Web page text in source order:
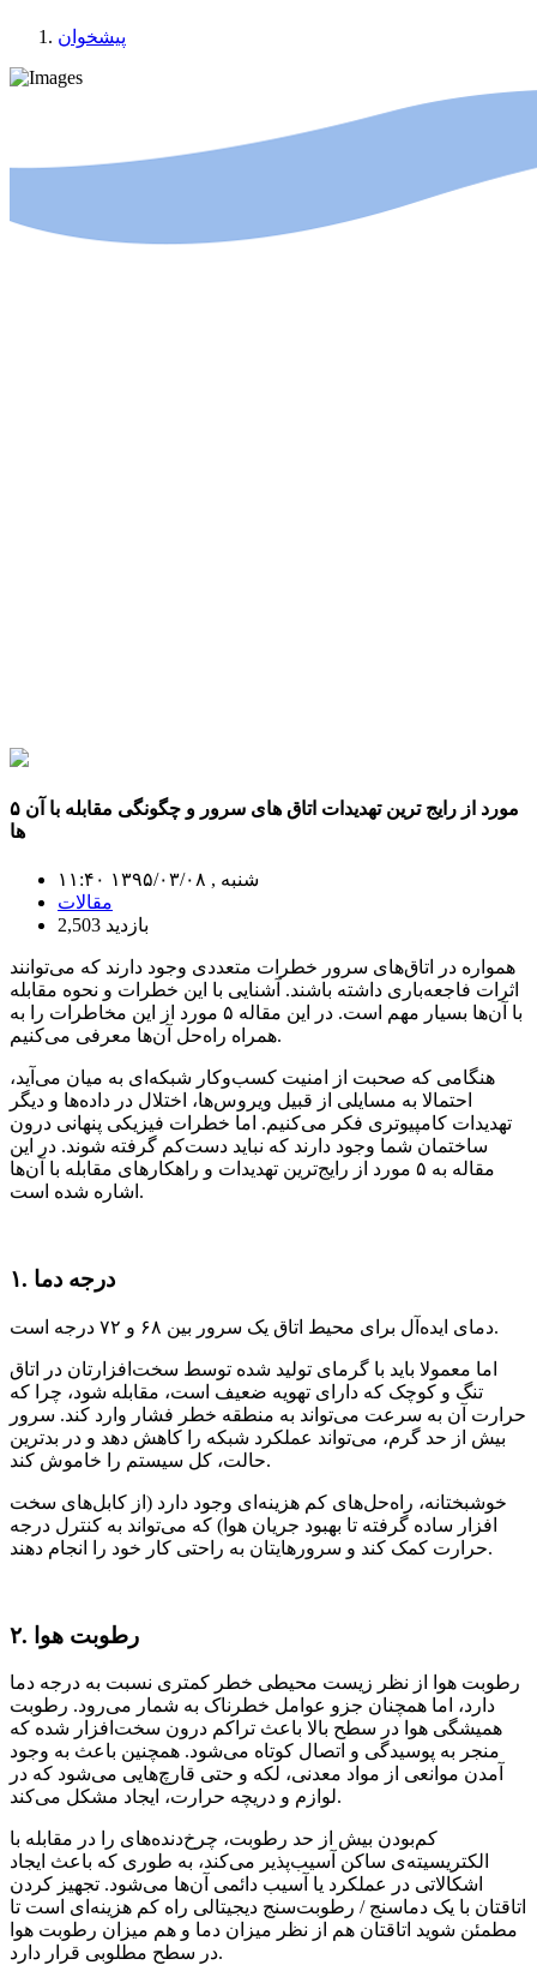
پیشخوان
۵ مورد از رایج ترین تهدیدات اتاق های سرور و چگونگی مقابله با آن
ها
شنبه , ۱۳۹۵/۰۳/۰۸ ۱۱:۴۰
مقالات
2,503 بازدید
همواره در اتاق‌های سرور خطرات متعددی وجود دارند که می‌توانند
اثرات فاجعه‌باری داشته باشند. آشنایی با این خطرات و نحوه مقابله
با آن‌ها بسیار مهم است. در این مقاله ۵ مورد از این مخاطرات را به
همراه راه‌حل آن‌ها معرفی می‌کنیم.
هنگامی که صحبت از امنیت کسب‌و‌کار شبکه‌ای به میان می‌آید،
احتمالا به مسایلی از قبیل ویروس‌ها، اختلال در داده‌ها و دیگر
تهدیدات کامپیوتری فکر می‌کنیم. اما خطرات فیزیکی پنهانی درون
ساختمان شما وجود دارند که نباید دست‌کم گرفته شوند. در این
مقاله به ۵ مورد از رایج‌ترین تهدیدات و راهکار‌های مقابله با آن‌ها
اشاره شده است.
۱. درجه دما
دمای ایده‌‌آل برای محیط اتاق یک سرور بین ۶۸ و ۷۲ درجه است.
اما معمولا باید با گرمای تولید شده توسط سخت‌افزارتان در اتاق
تنگ و کوچک که دارای تهویه ضعیف است، مقابله شود، چرا که
حرارت آن به سرعت می‌تواند به منطقه خطر فشار وارد کند. سرور
بیش از حد گرم، می‌تواند عملکرد شبکه را کاهش دهد و در بدترین
حالت، کل سیستم را خاموش کند.
خوشبختانه‌، راه‌حل‌های کم هزینه‌ای وجود دارد (از کابل‌های سخت
افزار ساده گرفته تا بهبود جریان هوا) که می‌تواند به کنترل درجه
حرارت کمک کند و سرورهایتان به راحتی کار خود را انجام دهند.
۲. رطوبت هوا
رطوبت هوا از نظر زیست محیطی خطر کمتری نسبت به درجه دما
دارد، اما همچنان جزو عوامل خطرناک به شمار می‌رود. رطوبت
همیشگی هوا در سطح بالا باعث تراکم درون سخت‌افزار شده که
منجر به پوسیدگی و اتصال کوتاه می‌شود. همچنین باعث به وجود
آمدن موانعی از مواد معدنی، لکه و حتی قارچ‌هایی می‌شود که در
لوازم و دریچه حرارت، ایجاد مشکل می‌کند.
کم‌بودن بیش از حد رطوبت، چرخ‌دنده‌های را در مقابله با
الکتریسیته‌ی ساکن آسیب‌پذیر می‌کند، به طوری که باعث ایجاد
اشکالاتی در عملکرد یا آسیب دائمی آن‌ها می‌شود. تجهیز کردن
اتاقتان با یک دماسنج / رطوبت‌سنج دیجیتالی راه کم هزینه‌ای است تا
مطمئن شوید اتاقتان هم از نظر میزان دما و هم میزان رطوبت هوا
در سطح مطلوبی قرار دارد.